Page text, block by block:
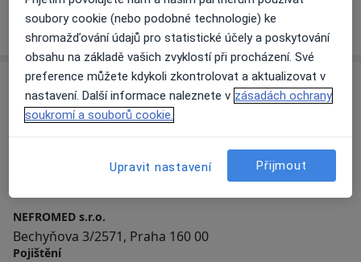
1 názor
Adresa
NEFROMED s.r.o.
Bechyňova 3/2571, Praha 160 00
Pojištění
soubory cookie (nebo podobné technologie) ke
shromažďování údajů pro statistické účely a poskytování
obsahu na základě vašich zvyklostí při procházení. Své
preference můžete kdykoli zkontrolovat a aktualizovat v
nastavení. Další informace naleznete v zásadách ochrany
soukromí a souborů cookie.
Upravit nastavení Přijmout